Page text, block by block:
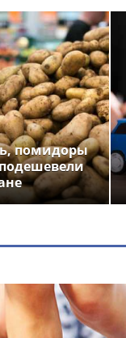
помидоры